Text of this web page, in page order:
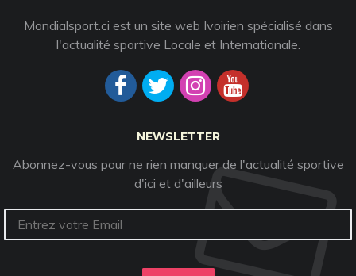
Mondialsport.ci est un site web Ivoirien spécialisé dans
l'actualité sportive Locale et Internationale.
NEWSLETTER
Abonnez-vous pour ne rien manquer de l'actualité sportive
d'ici et d'ailleurs